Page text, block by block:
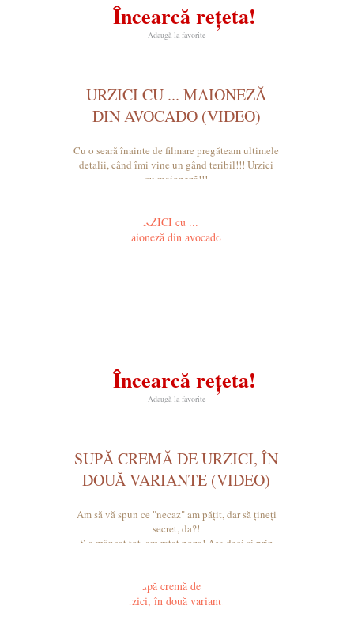
Încearcă rețeta!
Adaugă la favorite
URZICI CU ... MAIONEZĂ
DIN AVOCADO (VIDEO)
Cu o seară înainte de filmare pregăteam ultimele
detalii, când îmi vine un gând teribil!!! Urzici
cu maioneză!!!
Încearcă rețeta!
Adaugă la favorite
SUPĂ CREMĂ DE URZICI, ÎN
DOUĂ VARIANTE (VIDEO)
Am să vă spun ce "necaz" am pățit, dar să țineți
secret, da?!
S-a mâncat tot, am ratat poza! Așa deci și prin